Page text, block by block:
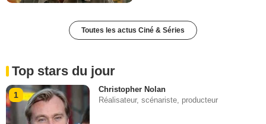
Toutes les actus Ciné & Séries
Top stars du jour
1
Christopher Nolan
Réalisateur, scénariste, producteur